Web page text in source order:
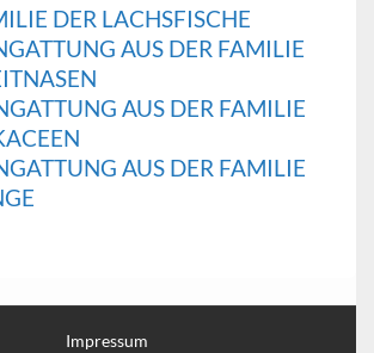
DER LACHSFISCHE
AUS DER FAMILIE
AUS DER FAMILIE
AUS DER FAMILIE
Impressum